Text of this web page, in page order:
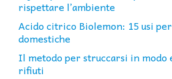
rispettare l’ambiente
Acido citrico Biolemon: 15 usi
domestiche
Il metodo per struccarsi in modo
rifiuti